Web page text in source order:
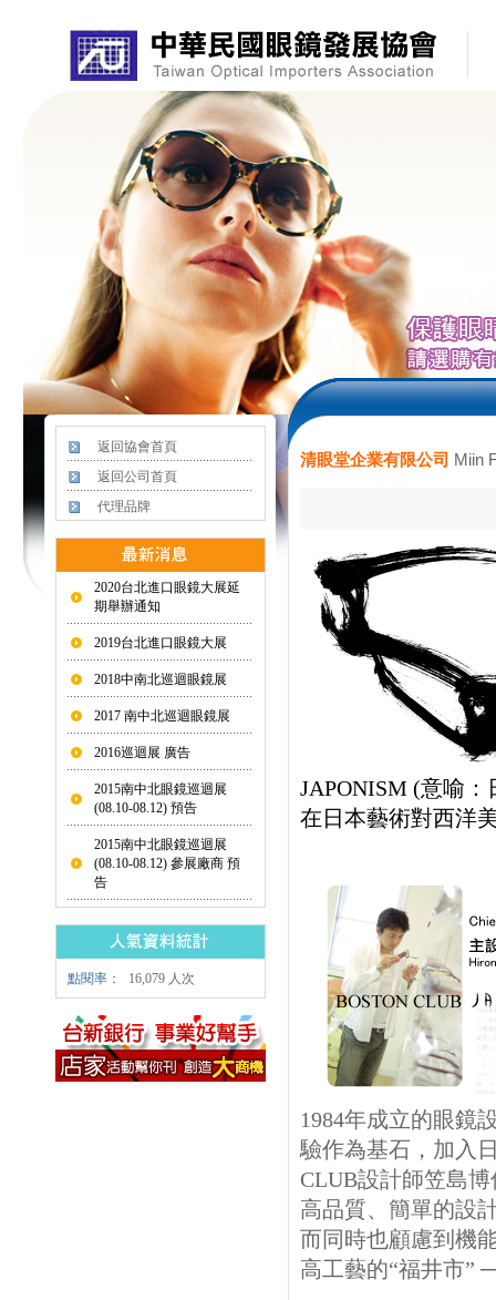
返回協會首頁
返回公司首頁
代理品牌
2020台北進口眼鏡大展延
期舉辦通知
2019台北進口眼鏡大展
2018中南北巡迴眼鏡展
2017 南中北巡迴眼鏡展
2016巡迴展 廣告
2015南中北眼鏡巡迴展
(08.10-08.12) 預告
2015南中北眼鏡巡迴展
(08.10-08.12) 參展廠商 預
告
點閱率： 16,079 人次
清眼堂企業有限公司 Miin
JAPONISM (意喻
在日本藝術對西洋
1984年成立的眼鏡
驗作為基石，加入
CLUB設計師笠島
高品質、簡單的設
而同時也顧慮到機
高工藝的“福井市”